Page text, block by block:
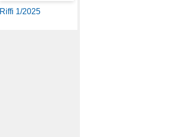
Riffi 1/2025